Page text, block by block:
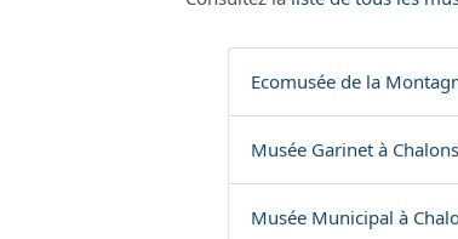
Ecomusée de la
Musée Garinet à
Musée Municipal à